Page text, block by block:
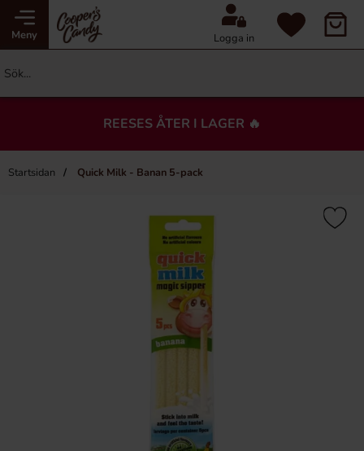
Meny Logga in
REESES ÅTER I LAGER 🔥
Startsidan Quick Milk - Banan 5-pack